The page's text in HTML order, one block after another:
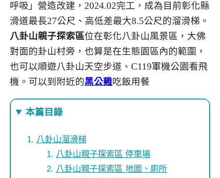
呼吸」營造改建，2024.02完工，成為目前彰化縣
滑道最長27公尺、高低差最大8.5公尺的溜滑梯。
八卦山親子探索區位在彰化八卦山風景區，大佛
對面的卦山村旁，也算是在生態園區內的範圍，
也可以順遊八卦山天空步道、C119軍機公園看飛
機。可以到附近的黑公雞吃飯用餐
本篇目錄
八卦山溜滑梯
八卦山親子探索區 停車場
八卦山親子探索區 地圖、廁所